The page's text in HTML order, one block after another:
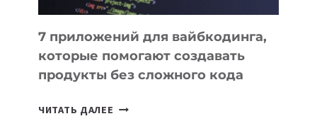
7 приложений для вайбкодинга,
которые помогают создавать
продукты без сложного кода
ЧИТАТЬ ДАЛЕЕ